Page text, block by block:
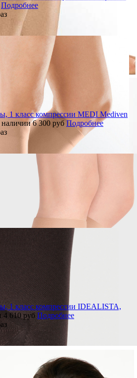
Подробнее
1 класс компрессии MEDI Mediven
наличии 6 300 руб Подробнее
1 класс компрессии IDEALISTA,
4 610руб Подробнее